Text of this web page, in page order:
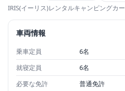
IRIS(イーリス)レンタルキャンピングカー
車両情報
乗車定員
6名
就寝定員
6名
必要な免許
普通免許